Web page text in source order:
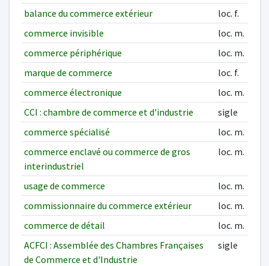
balance du commerce extérieur
loc. f.
commerce invisible
loc. m.
commerce périphérique
loc. m.
marque de commerce
loc. f.
commerce électronique
loc. m.
CCI : chambre de commerce et d'industrie
sigle
commerce spécialisé
loc. m.
commerce enclavé ou commerce de gros
interindustriel
loc. m.
usage de commerce
loc. m.
commissionnaire du commerce extérieur
loc. m.
commerce de détail
loc. m.
ACFCI : Assemblée des Chambres Françaises
de Commerce et d'Industrie
sigle